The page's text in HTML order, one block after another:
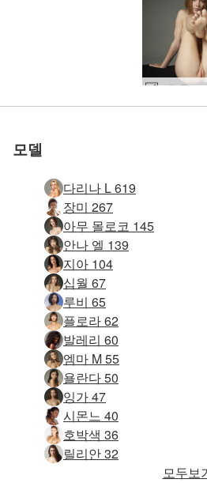
세계 1위 에로
로 평
우리와
요
세계 1위 에로
로 평
우리와
요
세계 1위 에로
로 평
우리와
요
세계 1위 에로
로 평
우리와
요
세계 1위 에로
로 평
우리와
요
세계 1위 에로
로 평
우리와
요
모델
다리나 L 619
장미 267
아무 몰로코 145
안나 엘 139
지아 104
십월 67
루비 65
플로라 62
발레리 60
엠마 M 55
욜란다 50
잉가 47
시몬느 40
호박색 36
릴리안 32
모두보